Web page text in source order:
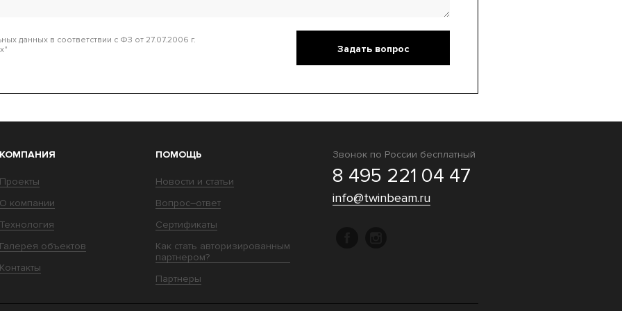
данных в соответствии с ФЗ от 27.07.2006 г.
КОМПАНИЯ
Проекты
О компании
Технология
Галерея объектов
Контакты
ПОМОЩЬ
Новости и статьи
Вопрос–ответ
Сертификаты
Как стать авторизированным
партнером?
Партнеры
Звонок по России бесплатный
8 495 221 04 47
info@twinbeam.ru